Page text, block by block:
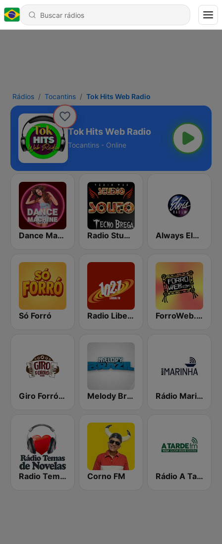
Rádios Tocantins Tok Hits Web Radio
Tok Hits Web Radio
Tocantins - Online
Dance Machine Radio Studio Souto - Tecno brega Always Elvis Radio
Só Forró Radio Liberal FM ForroWeb.com
Giro Forró Web Melody Brazil Rádio Marinha do Brasil
Radio Temas de Novelas Corno FM Rádio A Tarde FM